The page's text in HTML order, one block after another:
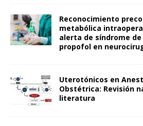
Reconocimiento
metabólica
alerta de síndrome
propofol en
Uterotónicos en
Obstétrica: Revisión
literatura